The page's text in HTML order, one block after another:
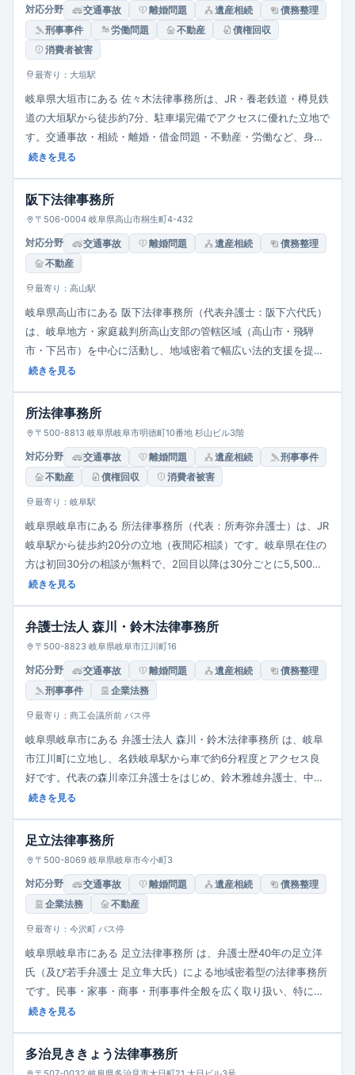
対応分野 交通事故 離婚問題 遺産相続
債務整理
刑事事件
労働問題 不動産
債権回収
消費者被害
最寄り：大垣駅
岐阜県大垣市にある 佐々木法律事務所は、JR・養老鉄道・樽見鉄
道の大垣駅から徒歩約7分、駐車場完備でアクセスに優れた立地で
す。交通事故・相続・離婚・借金問題・不動産・労働など、身近
なトラブルから中小企業の顧問まで幅広く対応し、「町医者」感
30分5,500円（税込）で、借金問題は初回無料、事情により交通
事故や離婚相談も無料対応可。予約により夜間・休日・出張相談
にも柔軟に対応しています。
続きを見る
阪下法律事務所
〒506-0004 岐阜県高山市桐生町4-432
対応分野 交通事故 離婚問題 遺産相続
債務整理
不動産
最寄り：高山駅
岐阜県高山市にある 阪下法律事務所（代表弁護士：阪下六代氏）
は、岐阜地方・家庭裁判所高山支部の管轄区域（高山市・飛騨
市・下呂市）を中心に活動し、地域密着で幅広い法的支援を提供
しています。相続・離婚・成年後見・債務整理（個人破産・再生
モットーに、30分5,500円（税込）の相談料で、完全個室・バリ
アフリー相談室完備、駐車場4台あり、相談しやすい環境を整備
しています。利益相反がない限り案件を幅広く受け入れる方針で
す。
続きを見る
所法律事務所
〒500-8813 岐阜県岐阜市明徳町10番地 杉山ビル3階
対応分野 交通事故 離婚問題 遺産相続
刑事事件
不動産
債権回収 消費者被害
最寄り：岐阜駅
岐阜県岐阜市にある 所法律事務所（代表：所寿弥弁護士）は、JR
岐阜駅から徒歩約20分の立地（夜間応相談）です。岐阜県在住の
方は初回30分の相談が無料で、2回目以降は30分ごとに5,500円
（税込）となります。離婚・相続・交通事故・債務整理・刑事・
通報窓口設置等）や消費者トラブル、インターネット問題など幅
広い分野を扱い、市民と企業の両面に対応します。「敷居の低い
法律事務所」を理念に掲げ、相談者が気軽に相談できる雰囲気を
重視。法テラスを活用した扶助相談にも対応し、柔軟で親しみや
すい支援体制を整えています。
続きを見る
弁護士法人 森川・鈴木法律事務所
〒500-8823 岐阜県岐阜市江川町16
対応分野 交通事故 離婚問題 遺産相続
債務整理
刑事事件
企業法務
最寄り：商工会議所前 バス停
岐阜県岐阜市にある 弁護士法人 森川・鈴木法律事務所 は、岐阜
市江川町に立地し、名鉄岐阜駅から車で約6分程度とアクセス良
好です。代表の森川幸江弁護士をはじめ、鈴木雅雄弁護士、中西
敏夫弁護士、女性弁護士も在籍しており、男女問わず安心して相
故、刑事・民事一般、遺言作成、子どもの人権問題などに幅広く
対応しています。相談料は30分5,500円（税込）となっており、
弁護士費用は契約前に丁寧な見積もり提示があり、明瞭な料金体
系が特徴です。迅速な事件処理と丁寧な説明を重視する「身近な
相談相手」として、地域住民に配慮した温かく信頼できる法的支
援を提供する事務所です。
続きを見る
足立法律事務所
〒500-8069 岐阜県岐阜市今小町3
対応分野 交通事故 離婚問題 遺産相続
債務整理
企業法務
不動産
最寄り：今沢町 バス停
岐阜県岐阜市にある 足立法律事務所 は、弁護士歴40年の足立洋
氏（及び若手弁護士 足立隼大氏）による地域密着型の法律事務所
です。民事・家事・商事・刑事事件全般を広く取り扱い、特に交
通事故・離婚・債務整理・相続・医療事故・成年後見・不動産ト
分5,500円（税込）、平日9:00〜18:00、土曜は15:00まで営業
（要予約で平日18:00以降の相談も可能）。駐車場完備でアクセ
続きを見る
多治見ききょう法律事務所